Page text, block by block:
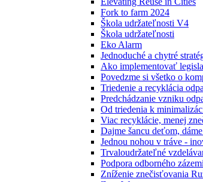
Fork to farm 2024
Škola udržateľnosti V4
Škola udržateľnosti
Eko Alarm
Jednoduché a chytré
Ako implementovať
Povedzme si všetko o
Triedenie a recyklácia
Predchádzanie vzniku
Od triedenia k
Viac recyklácie, menej
Dajme šancu deťom,
Jednou nohou v tráve -
Trvaloudržateľné
Podpora odborného
Zníženie znečisťovania